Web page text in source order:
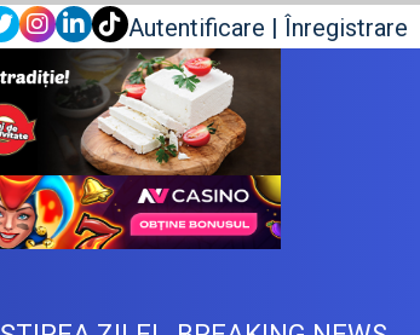
Autentificare | Înregistrare